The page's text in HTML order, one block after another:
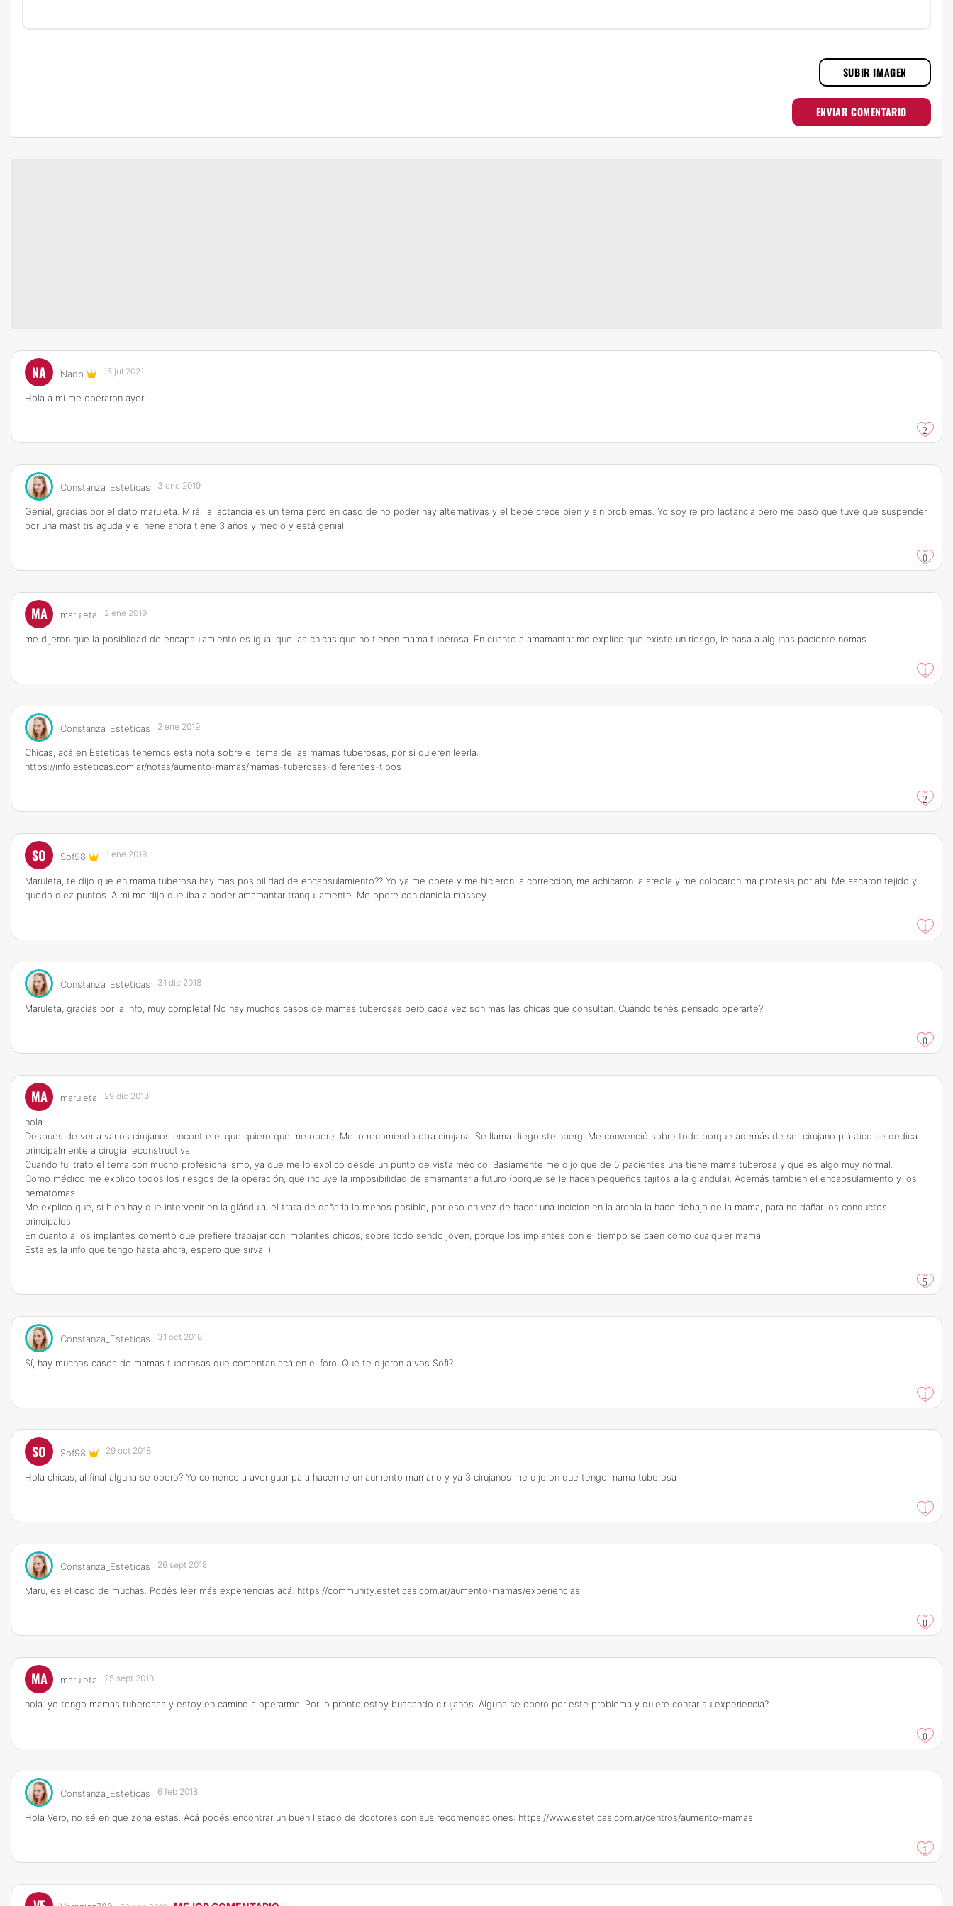
SUBIR IMAGEN
ENVIAR COMENTARIO
NA Nadb 16 jul 2021
Hola a mi me operaron ayer!
2
Constanza_Esteticas 3 ene 2019
Genial, gracias por el dato maruleta. Mirá, la lactancia es un tema pero en caso de no poder hay alternativas y el bebé crece bien y sin problemas. Yo soy re pro lactancia pero me pasó que tuve que suspender
por una mastitis aguda y el nene ahora tiene 3 años y medio y está genial.
0
MA maruleta 2 ene 2019
me dijeron que la posiblidad de encapsulamiento es igual que las chicas que no tienen mama tuberosa. En cuanto a amamantar me explico que existe un riesgo, le pasa a algunas paciente nomas
1
Constanza_Esteticas 2 ene 2019
Chicas, acá en Esteticas tenemos esta nota sobre el tema de las mamas tuberosas, por si quieren leerla:
https://info.esteticas.com.ar/notas/aumento-mamas/mamas-tuberosas-diferentes-tipos
2
SO Sof98 1 ene 2019
Maruleta, te dijo que en mama tuberosa hay mas posibilidad de encapsulamiento?? Yo ya me opere y me hicieron la correccion, me achicaron la areola y me colocaron ma protesis por ahi. Me sacaron tejido y
quedo diez puntos. A mi me dijo que iba a poder amamantar tranquilamente. Me opere con daniela massey
1
Constanza_Esteticas 31 dic 2018
Maruleta, gracias por la info, muy completa! No hay muchos casos de mamas tuberosas pero cada vez son más las chicas que consultan. Cuándo tenés pensado operarte?
0
MA maruleta 29 dic 2018
hola
Despues de ver a varios cirujanos encontre el que quiero que me opere. Me lo recomendó otra cirujana. Se llama diego steinberg. Me convenció sobre todo porque además de ser cirujano plástico se dedica
principalmente a cirugia reconstructiva.
Cuando fui trato el tema con mucho profesionalismo, ya que me lo explicó desde un punto de vista médico. Basiamente me dijo que de 5 pacientes una tiene mama tuberosa y que es algo muy normal.
Como médico me explico todos los riesgos de la operación, que incluye la imposibilidad de amamantar a futuro (porque se le hacen pequeños tajitos a la glandula). Además tambien el encapsulamiento y los
hematomas.
Me explico que, si bien hay que intervenir en la glándula, él trata de dañarla lo menos posible, por eso en vez de hacer una incicion en la areola la hace debajo de la mama, para no dañar los conductos
principales.
En cuanto a los implantes comentó que prefiere trabajar con implantes chicos, sobre todo sendo joven, porque los implantes con el tiempo se caen como cualquier mama.
Esta es la info que tengo hasta ahora, espero que sirva :)
5
Constanza_Esteticas 31 oct 2018
Sí, hay muchos casos de mamas tuberosas que comentan acá en el foro. Qué te dijeron a vos Sofi?
1
SO Sof98 29 oct 2018
Hola chicas, al final alguna se opero? Yo comence a averiguar para hacerme un aumento mamario y ya 3 cirujanos me dijeron que tengo mama tuberosa
1
Constanza_Esteticas 26 sept 2018
Maru, es el caso de muchas. Podés leer más experiencias acá: https://community.esteticas.com.ar/aumento-mamas/experiencias
0
MA maruleta 25 sept 2018
hola. yo tengo mamas tuberosas y estoy en camino a operarme. Por lo pronto estoy buscando cirujanos. Alguna se opero por este problema y quiere contar su experiencia?
0
Constanza_Esteticas 6 feb 2018
Hola Vero, no sé en qué zona estás. Acá podés encontrar un buen listado de doctores con sus recomendaciones: https://www.esteticas.com.ar/centros/aumento-mamas
1